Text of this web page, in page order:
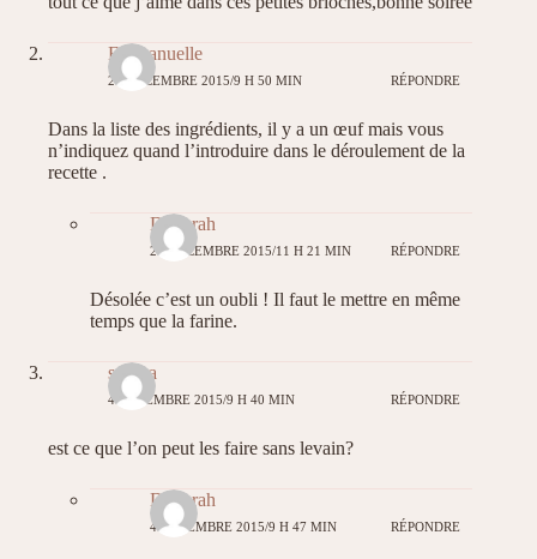
Emmanuelle
28 DÉCEMBRE 2015/9 H 50 MIN RÉPONDRE
Dans la liste des ingrédients, il y a un œuf mais vous
n’indiquez quand l’introduire dans le déroulement de la
recette .
Déborah
28 DÉCEMBRE 2015/11 H 21 MIN RÉPONDRE
Désolée c’est un oubli ! Il faut le mettre en même
temps que la farine.
sandra
4 DÉCEMBRE 2015/9 H 40 MIN RÉPONDRE
est ce que l’on peut les faire sans levain?
Déborah
4 DÉCEMBRE 2015/9 H 47 MIN RÉPONDRE